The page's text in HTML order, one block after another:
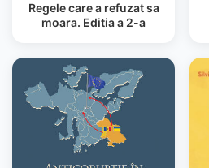
Regele care a refuzat sa
moara. Editia a 2-a